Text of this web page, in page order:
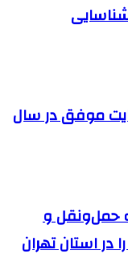
موفق در سال
حمل‌ونقل و
در استان تهران